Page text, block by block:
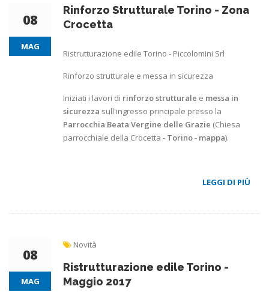
08
MAG
Rinforzo Strutturale Torino - Zona
Crocetta
Ristrutturazione edile Torino - Piccolomini Srl
Rinforzo strutturale e messa in sicurezza
Iniziati i lavori di rinforzo strutturale e messa in
sicurezza sull'ingresso principale presso la
Parrocchia Beata Vergine delle Grazie (Chiesa
parrocchiale della Crocetta - Torino- mappa).
LEGGI DI PIÙ
08
MAG
Novità
Ristrutturazione edile Torino -
Maggio 2017